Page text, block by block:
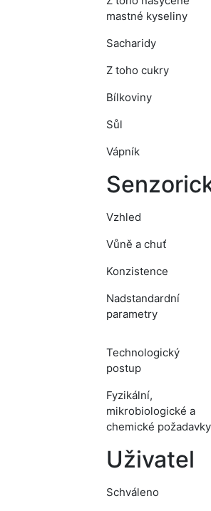
mastné kyseliny
Sacharidy
Z toho cukry
Bílkoviny
Sůl
Vápník
Vzhled
Vůně a chuť
Konzistence
Nadstandardní
parametry
Technologický
postup
Fyzikální,
mikrobiologické a
chemické požadavky
Uživatel
Schváleno